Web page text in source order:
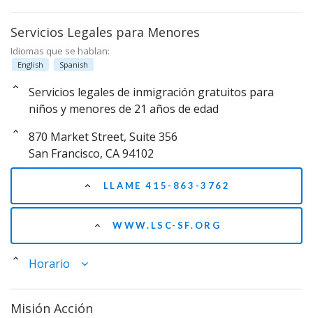
Servicios Legales para Menores
Idiomas que se hablan:
English Spanish
Servicios legales de inmigración gratuitos para
niños y menores de 21 años de edad
870 Market Street, Suite 356
San Francisco, CA 94102
LLAME 415-863-3762
WWW.LSC-SF.ORG
Horario
Misión Acción